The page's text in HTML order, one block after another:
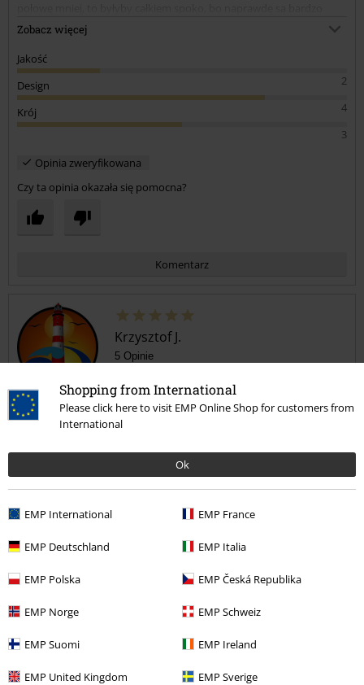
Shopping from International
Please click here to visit EMP Online Shop for customers from
International
Ok
EMP International EMP France
EMP Deutschland EMP Italia
EMP Polska EMP Česká Republika
EMP Norge EMP Schweiz
EMP Suomi EMP Ireland
EMP United Kingdom EMP Sverige
wygodne i leciutkie, jednak nie posłużą niestety dość długo.
Zobacz więcej
Jakość
2
Design
4
Krój
3
Opinia zweryfikowana
Czy ta opinia okazała się pomocna?
Komentarz
Prześlij komentarz
Krzysztof J.
5 Opinie
Kupiony rozmiar: 44
Buty OK
Jakość
Design
Opinia zweryfikowana
Czy ta opinia okazała się pomocna?